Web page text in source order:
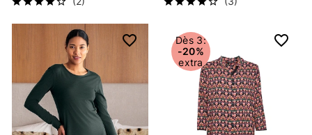
Dès 3:
-20%
extra